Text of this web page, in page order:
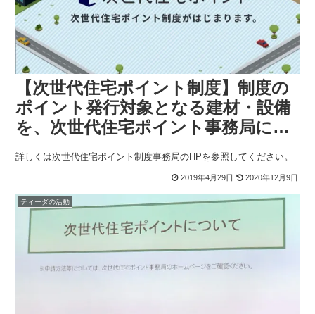
【次世代住宅ポイント制度】制度の
ポイント発行対象となる建材・設備
を、次世代住宅ポイント事務局にお
詳しくは次世代住宅ポイント制度事務局のHPを参照してください。
2019年4月29日 2020年12月9日
ティーダの活動